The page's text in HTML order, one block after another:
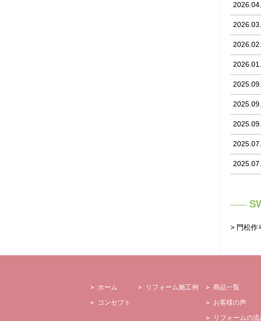
> 門松作
ホーム
コンセプト
リフォーム施工例
商品一覧
お客様の声
リフォームの流